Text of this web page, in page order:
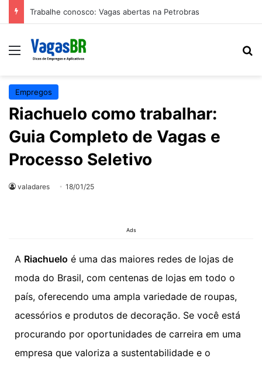
Trabalhe conosco: Vagas abertas na Petrobras
Empregos
Riachuelo como trabalhar:
Guia Completo de Vagas e
Processo Seletivo
valadares 18/01/25
Ads
A Riachuelo é uma das maiores redes de lojas de
moda do Brasil, com centenas de lojas em todo o
país, oferecendo uma ampla variedade de roupas,
acessórios e produtos de decoração. Se você está
procurando por oportunidades de carreira em uma
empresa que valoriza a sustentabilidade e o